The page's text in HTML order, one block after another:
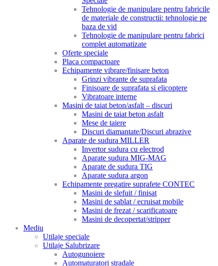
Tehnologie de manipulare pentru fabricile
de materiale de constructii: tehnologie pe
baza de vid
Tehnologie de manipulare pentru fabrici
complet automatizate
Oferte speciale
Placa compactoare
Echipamente vibrare/finisare beton
Grinzi vibrante de suprafata
Finisoare de suprafata si elicoptere
Vibratoare interne
Masini de taiat beton/asfalt – discuri
Masini de taiat beton asfalt
Mese de taiere
Discuri diamantate/Discuri abrazive
Aparate de sudura MILLER
Invertor sudura cu electrod
Aparate sudura MIG-MAG
Aparate de sudura TIG
Aparate sudura argon
Echipamente pregatire suprafete CONTEC
Masini de slefuit / finisat
Masini de sablat / ecruisat mobile
Masini de frezat / scarificatoare
Masini de decopertat/stripper
Mediu
Utilaje speciale
Utilaje Salubrizare
Autogunoiere
Automaturatori stradale